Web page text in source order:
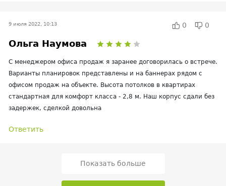
9 июля 2022, 10:13 0 0
Ольга Наумова
С менеджером офиса продаж я заранее договорилась о встрече.
Варианты планировок представлены и на баннерах рядом с
офисом продаж на объекте. Высота потолков в квартирах
стандартная для комфорт класса - 2,8 м. Наш корпус сдали без
задержек, сделкой довольна
Ответить
Показать больше